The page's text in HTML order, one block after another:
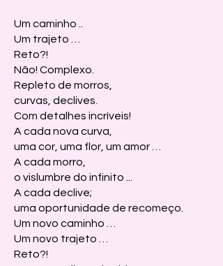
Um caminho ..
Um trajeto …
Reto?!
Não! Complexo.
Repleto de morros,
curvas, declives.
Com detalhes incríveis!
A cada nova curva,
uma cor, uma flor, um amor …
A cada morro,
o vislumbre do infinito ...
A cada declive;
uma oportunidade de recomeço.
Um novo caminho …
Um novo trajeto …
Reto?!